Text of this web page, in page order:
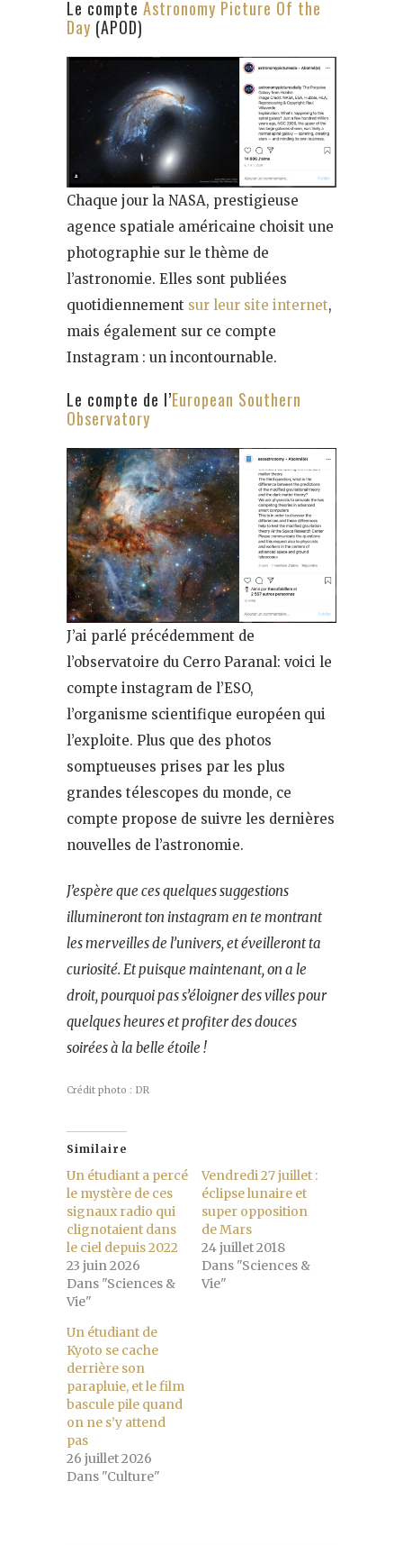
Le compte Astronomy Picture Of the
Day (APOD)
Chaque jour la NASA, prestigieuse
agence spatiale américaine choisit une
photographie sur le thème de
l’astronomie. Elles sont publiées
quotidiennement sur leur site internet,
mais également sur ce compte
Instagram : un incontournable.
Le compte de l’European Southern
Observatory
J’ai parlé précédemment de
l’observatoire du Cerro Paranal: voici le
compte instagram de l’ESO,
l’organisme scientifique européen qui
l’exploite. Plus que des photos
somptueuses prises par les plus
grandes télescopes du monde, ce
compte propose de suivre les dernières
nouvelles de l’astronomie.
J’espère que ces quelques suggestions
illumineront ton instagram en te montrant
les merveilles de l’univers, et éveilleront ta
curiosité. Et puisque maintenant, on a le
droit, pourquoi pas s’éloigner des villes pour
quelques heures et profiter des douces
soirées à la belle étoile !
Crédit photo : DR
Similaire
Un étudiant a percé
le mystère de ces
signaux radio qui
clignotaient dans
le ciel depuis 2022
23 juin 2026
Dans "Sciences &
Vie"
Vendredi 27 juillet :
éclipse lunaire et
super opposition
de Mars
24 juillet 2018
Dans "Sciences &
Vie"
Un étudiant de
Kyoto se cache
derrière son
parapluie, et le film
bascule pile quand
on ne s’y attend
pas
26 juillet 2026
Dans "Culture"